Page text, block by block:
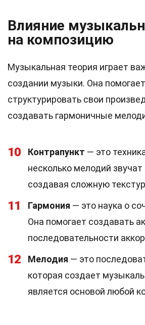
Влияние
на композицию
Музыкальная теория играет
создании музыки. Она
структурировать свои
создавать гармоничные
10 Контрапункт — это
несколько мелодий
создавая сложную
11 Гармония — это наука о
Она помогает создавать
последовательности
12 Мелодия — это
которая создает
является основой любой